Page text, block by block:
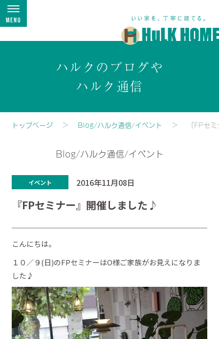
Menu
ハルクのブログや
ハルク通信
トップページ Blog/ハルク通信/イベント 『FPセ
Blog/ハルク通信/イベント
イベント 2016年11月08日
『FPセミナー』開催しました♪
こんにちは。
１０／９(日)のFPセミナーはO様ご家族がお見えになりま
した♪